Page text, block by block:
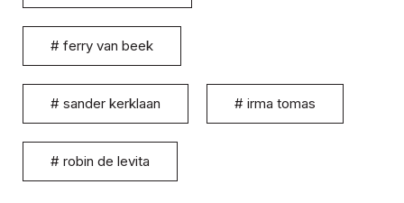
# ferry van beek
# sander kerklaan # irma tomas
# robin de levita